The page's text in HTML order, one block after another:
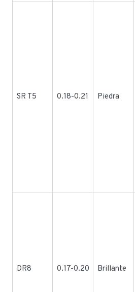
SR T5 0.18-0.21 Piedra
DR8 0.17-0.20 Brillante